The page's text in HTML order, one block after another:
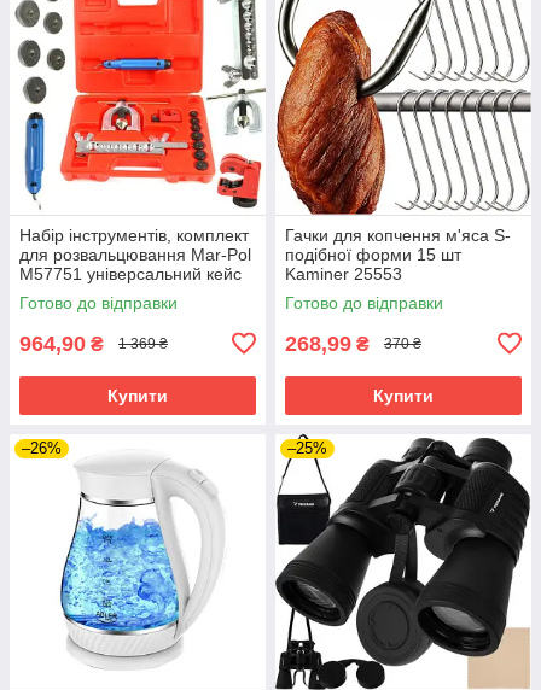
Набір інструментів, комплект
для розвальцювання Mar-Pol
M57751 універсальний кейс
Готово до відправки
964,90 ₴ 1 369 ₴
Купити
Гачки для копчення м'яса S-
подібної форми 15 шт
Kaminer 25553
Готово до відправки
268,99 ₴ 370 ₴
Купити
–26% –25%